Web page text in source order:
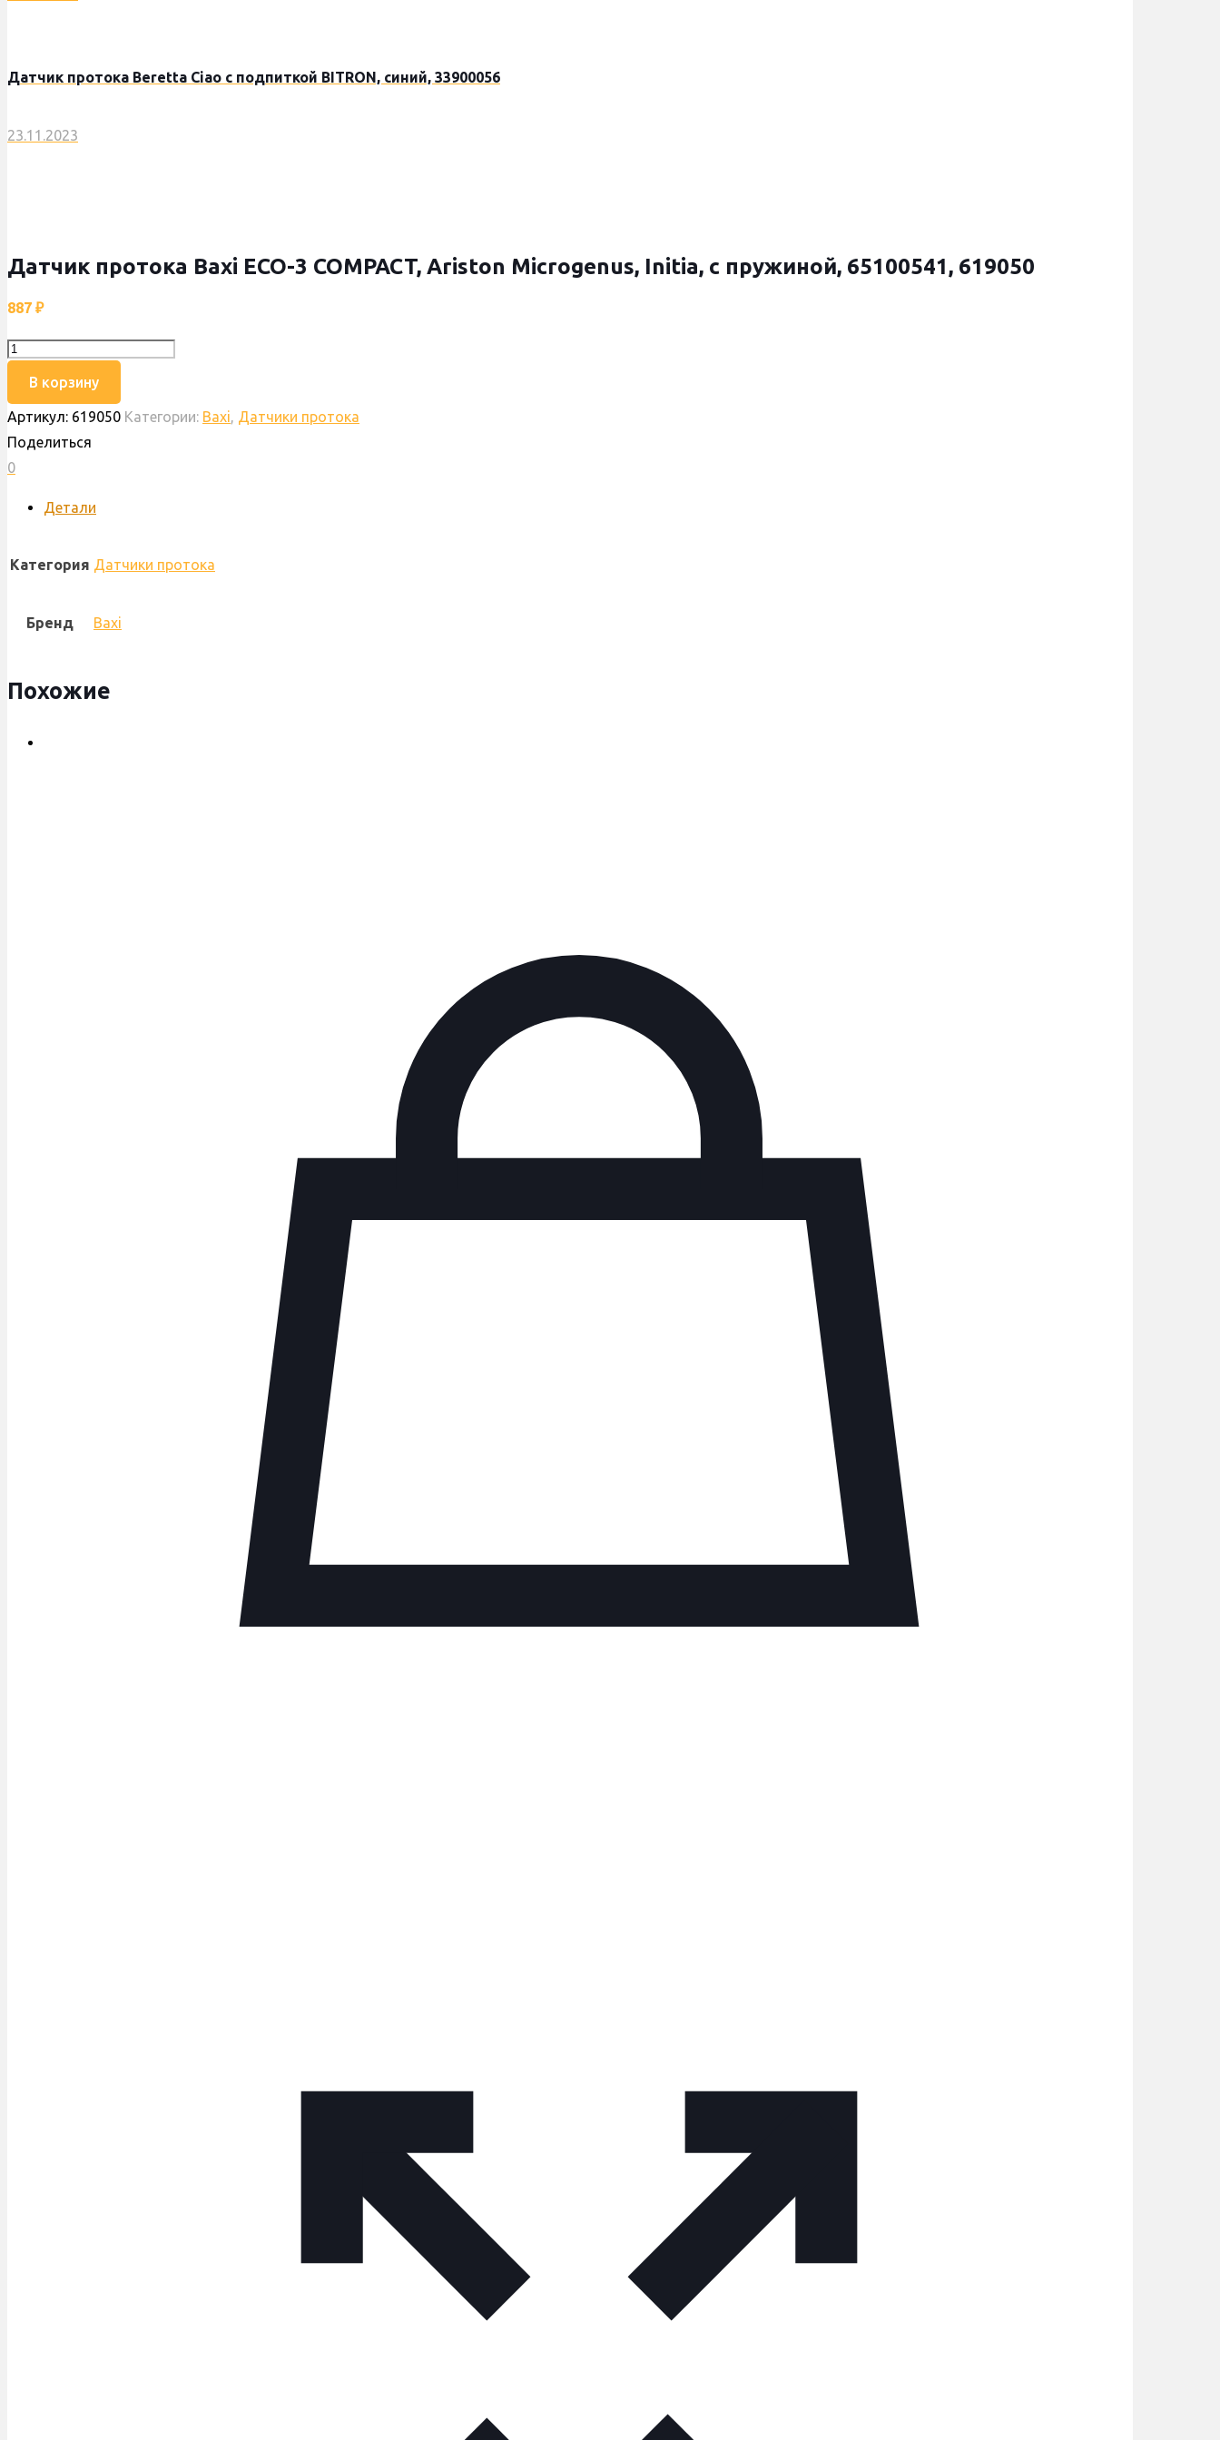
Датчик протока Beretta Ciao с подпиткой BITRON, синий, 33900056
23.11.2023
Датчик протока Baxi ECO-3 COMPACT, Ariston Microgenus, Initia, с пружиной, 65100541, 619050
887 ₽
Количество
Датчик
протока
Baxi
ECO-
Microgenus,
619050
В корзину
Артикул: 619050 Категории: Baxi, Датчики протока
Поделиться
0
Детали
Категория Датчики протока
Бренд Baxi
Похожие